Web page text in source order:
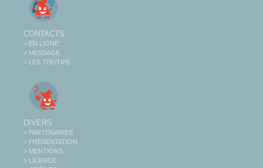
CONTACTS
> EN LIGNE
> MESSAGE
> LES TPE/TIPE
DIVERS
> PARTENAIRES
> PRÉSENTATION
> MENTIONS
> LICENCE